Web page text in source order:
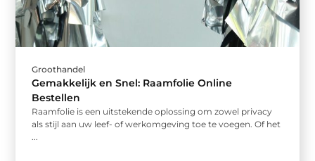
Groothandel
Gemakkelijk en Snel: Raamfolie Online
Bestellen
Raamfolie is een uitstekende oplossing om zowel privacy
als stijl aan uw leef- of werkomgeving toe te voegen. Of het
...